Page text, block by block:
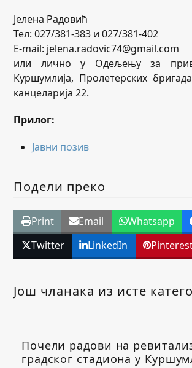
Јелена Радовић
Тел: 027/381-383 и 027/381-402
E-mail: jelena.radovic74@gmail.com
или лично у Одељењу за
Куршумлија, Пролетерских
канцеларија 22.
Прилог:
Јавни позив
Подели преко
Print Email Whatsapp
Twitter
LinkedIn
Још чланака из исте
Почели радови на
градског стадиона у